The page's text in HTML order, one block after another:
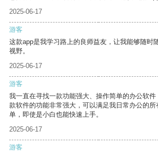
2025-06-17
游客
这款app是我学习路上的良师益友，让我能够随时
视野。
2025-06-17
游客
我一直在寻找一款功能强大、操作简单的办公软
款软件的功能非常强大，可以满足我日常办公的
单，即使是小白也能快速上手。
2025-06-17
游客